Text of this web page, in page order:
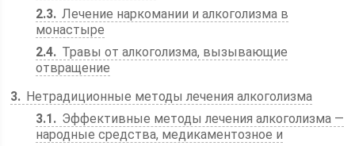
2.3 Лечение наркомании и алкоголизма в
монастыре
2.4
Травы от алкоголизма, вызывающие
отвращение
3
Нетрадиционные методы лечения алкоголизма
3.1
Эффективные методы лечения алкоголизма —
народные средства, медикаментозное и